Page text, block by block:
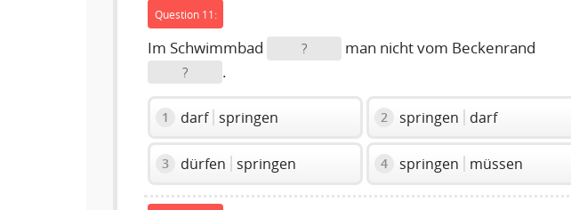
Question 11:
Im Schwimmbad ? man nicht vom Beckenrand
? .
1 darf springen 2 springen darf
3 dürfen springen 4 springen müssen